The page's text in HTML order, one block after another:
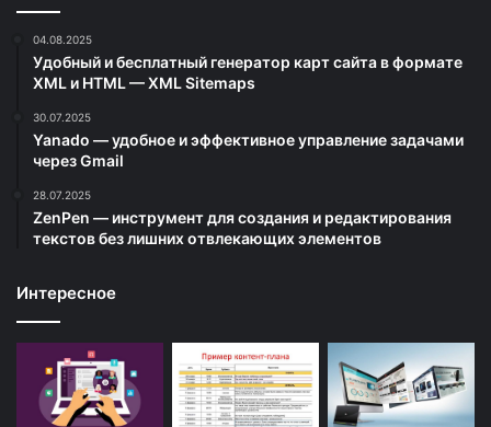
04.08.2025
Удобный и бесплатный генератор карт сайта в формате
XML и HTML — XML Sitemaps
30.07.2025
Yanado — удобное и эффективное управление задачами
через Gmail
28.07.2025
ZenPen — инструмент для создания и редактирования
текстов без лишних отвлекающих элементов
Интересное